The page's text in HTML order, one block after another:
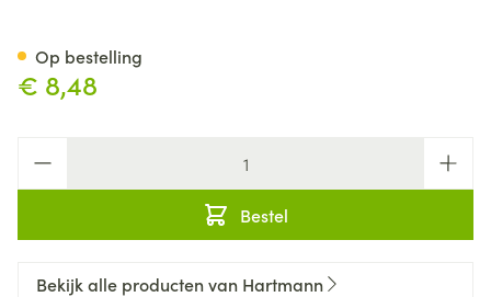
€ 8,48
Bestel
Op bestelling
Bekijk alle producten van Hartmann